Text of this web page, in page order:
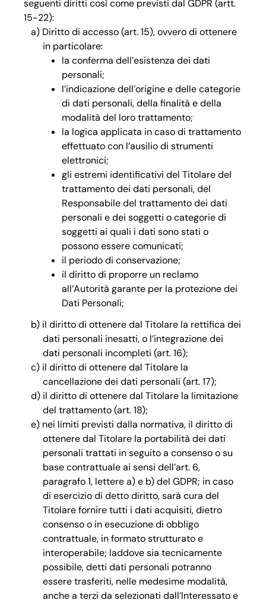
seguenti diritti così come previsti dal GDPR (artt.
15-22):
Diritto di accesso (art. 15), ovvero di ottenere
in particolare:
la conferma dell’esistenza dei dati
personali;
l’indicazione dell’origine e delle categorie
di dati personali, della finalità e della
modalità del loro trattamento;
la logica applicata in caso di trattamento
effettuato con l’ausilio di strumenti
elettronici;
gli estremi identificativi del Titolare del
trattamento dei dati personali, del
Responsabile del trattamento dei dati
personali e dei soggetti o categorie di
soggetti ai quali i dati sono stati o
possono essere comunicati;
il periodo di conservazione;
il diritto di proporre un reclamo
all’Autorità garante per la protezione dei
Dati Personali;
il diritto di ottenere dal Titolare la rettifica dei
dati personali inesatti, o l’integrazione dei
dati personali incompleti (art. 16);
il diritto di ottenere dal Titolare la
cancellazione dei dati personali (art. 17);
il diritto di ottenere dal Titolare la limitazione
del trattamento (art. 18);
nei limiti previsti dalla normativa, il diritto di
ottenere dal Titolare la portabilità dei dati
personali trattati in seguito a consenso o su
base contrattuale ai sensi dell’art. 6,
paragrafo 1, lettere a) e b) del GDPR; in caso
di esercizio di detto diritto, sarà cura del
Titolare fornire tutti i dati acquisiti, dietro
consenso o in esecuzione di obbligo
contrattuale, in formato strutturato e
interoperabile; laddove sia tecnicamente
possibile, detti dati personali potranno
essere trasferiti, nelle medesime modalità,
anche a terzi da selezionati dall’Interessato e